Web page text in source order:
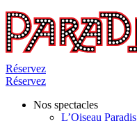
Réservez
Réservez
Nos spectacles
L’Oiseau Paradis